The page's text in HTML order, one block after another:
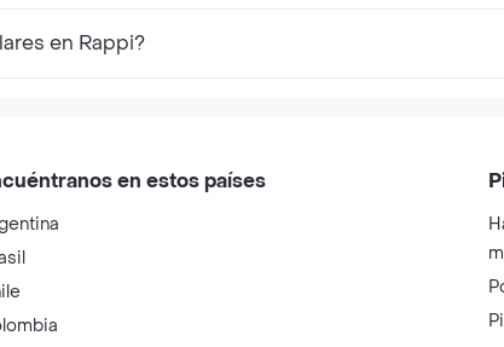
en Rappi?
en estos países